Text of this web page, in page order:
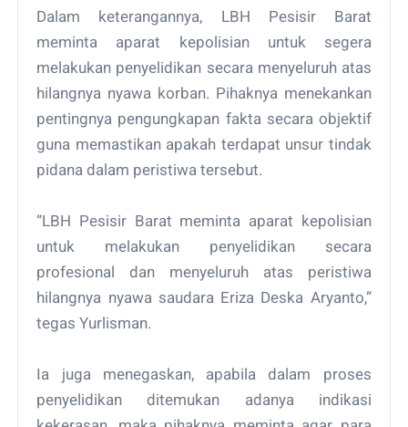
Dalam keterangannya, LBH Pesisir Barat
meminta aparat kepolisian untuk segera
melakukan penyelidikan secara menyeluruh atas
hilangnya nyawa korban. Pihaknya menekankan
pentingnya pengungkapan fakta secara objektif
guna memastikan apakah terdapat unsur tindak
pidana dalam peristiwa tersebut.
“LBH Pesisir Barat meminta aparat kepolisian
untuk melakukan penyelidikan secara
profesional dan menyeluruh atas peristiwa
hilangnya nyawa saudara Eriza Deska Aryanto,”
tegas Yurlisman.
Ia juga menegaskan, apabila dalam proses
penyelidikan ditemukan adanya indikasi